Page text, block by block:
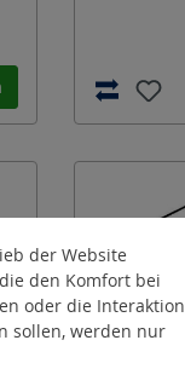
der Website
den Komfort bei
oder die Interaktion
sollen, werden nur